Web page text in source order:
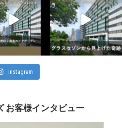
Instagram
お客様インタビュー